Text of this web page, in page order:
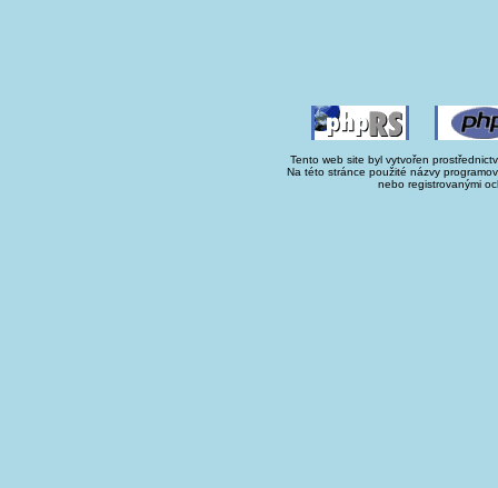
Tento web site byl vytvořen
Na této stránce použité názvy
nebo registrovanými